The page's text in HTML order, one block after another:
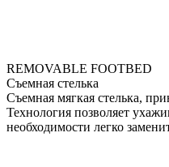
REMOVABLE FOOTBED
Съемная стелька
Съемная мягкая стелька,
Технология позволяет
необходимости легко